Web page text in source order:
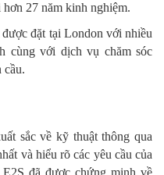
27 năm kinh nghiệm.
đặt tại London với nhiều
cùng với dịch vụ chăm sóc
cầu.
sắc về kỹ thuật thông qua
và hiểu rõ các yêu cầu của